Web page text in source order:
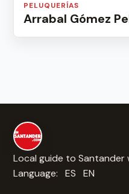
PELUQUERÍAS
Arrabal Gómez
Local guide to Santander
Language:
ES EN